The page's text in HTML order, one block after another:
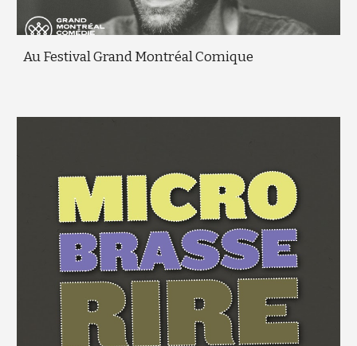
Au Festival Grand Montréal Comique